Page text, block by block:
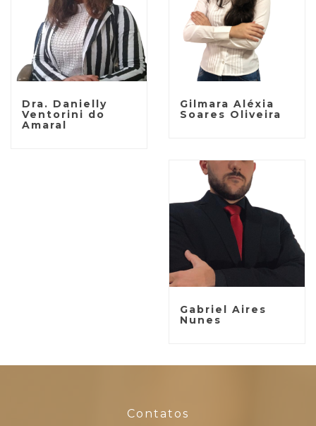
Dra. Danielly
Ventorini do
Amaral
Gilmara Aléxia
Soares Oliveira
Gabriel Aires
Nunes
Contatos